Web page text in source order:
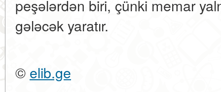
peşələrdən biri, çünki memar
gələcək yaratır.
© elib.ge